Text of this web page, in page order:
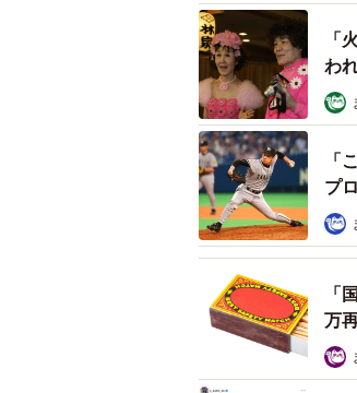
インターネットパ
実施。回答形式は4
教室で参加したグ
受験。回答形式は
◇ ◇
【出典】
▽スプリックス教育
「
わ
「
プ
「
万